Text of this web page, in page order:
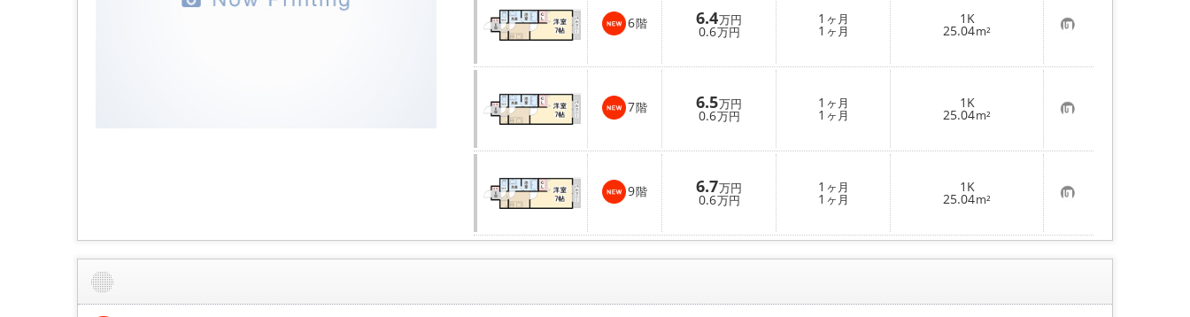
6階 6.4万円
0.6万円
1 ヶ月
1 ヶ月
1K
25.04m² お
気
に
入
り
登
録
7階 6.5万円
0.6万円
1 ヶ月
1 ヶ月
1K
25.04m² お
気
に
入
り
登
録
9階 6.7万円
0.6万円
1 ヶ月
1 ヶ月
1K
25.04m² お
気
に
入
登